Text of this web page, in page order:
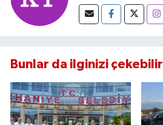
Bunlar da ilginizi çekebilir